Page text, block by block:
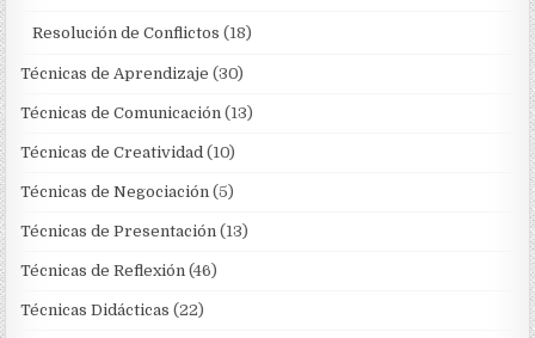
Resolución de Conflictos (18)
Técnicas de Aprendizaje (30)
Técnicas de Comunicación (13)
Técnicas de Creatividad (10)
Técnicas de Negociación (5)
Técnicas de Presentación (13)
Técnicas de Reflexión (46)
Técnicas Didácticas (22)